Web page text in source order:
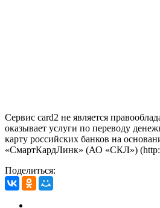
Сервис card2 не является
оказывает услуги по переводу
карту российских банков на
«СмартКардЛинк» (АО «СКЛ»)
Поделиться: